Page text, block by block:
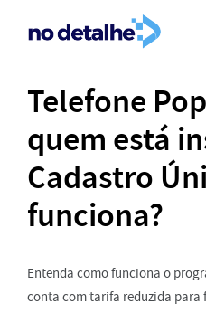
Telefone
quem está
Cadastro
funciona?
Entenda como funciona o
conta com tarifa reduzida para